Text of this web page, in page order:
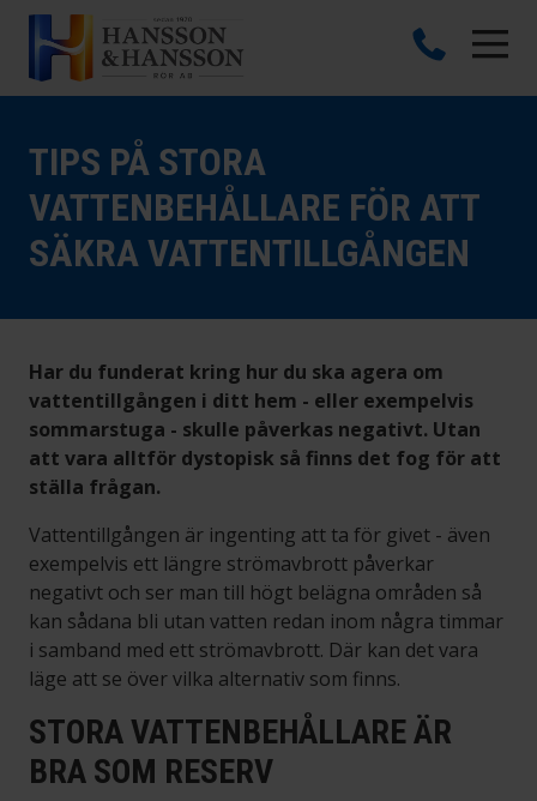
TIPS PÅ STORA
VATTENBEHÅLLARE FÖR ATT
SÄKRA VATTENTILLGÅNGEN
Har du funderat kring hur du ska agera om
vattentillgången i ditt hem - eller exempelvis
sommarstuga - skulle påverkas negativt. Utan
att vara alltför dystopisk så finns det fog för att
ställa frågan.
Vattentillgången är ingenting att ta för givet - även
exempelvis ett längre strömavbrott påverkar
negativt och ser man till högt belägna områden så
kan sådana bli utan vatten redan inom några timmar
i samband med ett strömavbrott. Där kan det vara
läge att se över vilka alternativ som finns.
STORA VATTENBEHÅLLARE ÄR
BRA SOM RESERV